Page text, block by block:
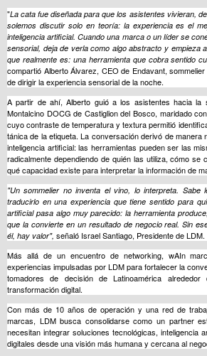
"La cata fue diseñada para que los asistentes vivieran,
solemos discutir solo en teoría: la experiencia es el
inteligencia artificial. Cuando una marca o un líder se
sensorial, deja de verla como algo abstracto y empieza
que realmente es: una herramienta que cobra sentido
compartió Alberto Álvarez, CEO de Endavant,
de dirigir la experiencia sensorial de la noche.
A partir de ahí, Alberto guió a los asistentes hacia la
Montalcino DOCG de Castiglion del Bosco, maridado
cuyo contraste de temperatura y textura permitió
tánica de la etiqueta. La conversación derivó de manera
inteligencia artificial: las herramientas pueden ser las
radicalmente dependiendo de quién las utiliza, cómo se
qué capacidad existe para interpretar la información de
"Un sommelier no inventa el vino, lo interpreta.
traducirlo en una experiencia que tiene sentido para
artificial pasa algo muy parecido: la herramienta
que la convierte en un resultado de negocio real. Sin
él, hay valor", señaló Israel Santiago, Presidente de LDM.
Más allá de un encuentro de networking, wAIn
experiencias impulsadas por LDM para fortalecer la
tomadores de decisión de Latinoamérica
transformación digital.
Con más de 10 años de operación y una red de
marcas, LDM busca consolidarse como un partner
necesitan integrar soluciones tecnológicas, inteligencia
digitales desde una visión más humana y cercana al